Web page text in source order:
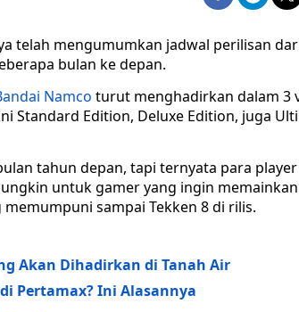
telah mengumumkan jadwal perilisan
bulan ke depan.
Namco turut menghadirkan dalam 3
Standard Edition, Deluxe Edition, juga
tahun depan, tapi ternyata para
untuk gamer yang ingin
sampai Tekken 8 di rilis.
Akan Dihadirkan di Tanah Air
Pertamax? Ini Alasannya